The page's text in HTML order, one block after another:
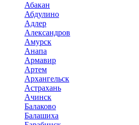
Абакан
Абдулино
Адлер
Александров
Амурск
Анапа
Армавир
Артем
Архангельск
Астрахань
Ачинск
Балаково
Балашиха